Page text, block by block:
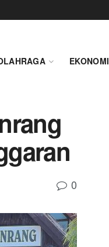
EKONOMI
0